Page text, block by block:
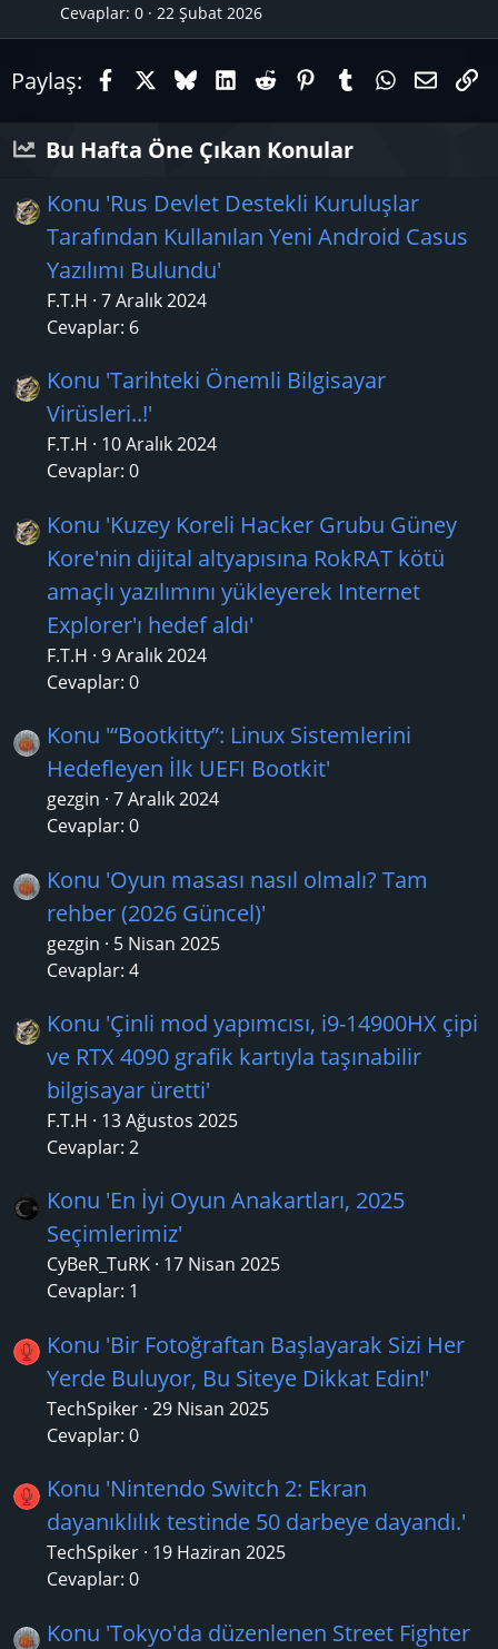
k
a
e
Cevaplar 0 22 Şubat 2026
Paylaş: FacebookX (Twitter)
BlueskyLinkedIn
RedditPinterestTumblrE-
Bu Hafta Öne Çıkan Konular
Konu 'Rus Devlet Destekli Kuruluşlar
Tarafından Kullanılan Yeni Android Casus
Yazılımı Bulundu'
F.T.H 7 Aralık 2024
Cevaplar: 6
Konu 'Tarihteki Önemli Bilgisayar
Virüsleri..!'
F.T.H
10 Aralık 2024
Cevaplar: 0
Konu 'Kuzey Koreli Hacker Grubu Güney
Kore'nin dijital altyapısına RokRAT kötü
amaçlı yazılımını yükleyerek Internet
Explorer'ı hedef aldı'
F.T.H 9 Aralık 2024
Cevaplar: 0
Konu '“Bootkitty”: Linux Sistemlerini
Hedefleyen İlk UEFI Bootkit'
gezgin 7 Aralık 2024
Cevaplar: 0
Konu 'Oyun masası nasıl olmalı? Tam
rehber (2026 Güncel)'
gezgin
5 Nisan 2025
Cevaplar: 4
Konu 'Çinli mod yapımcısı, i9-14900HX çipi
ve RTX 4090 grafik kartıyla taşınabilir
bilgisayar üretti'
F.T.H
13 Ağustos 2025
Cevaplar: 2
Konu 'En İyi Oyun Anakartları, 2025
Seçimlerimiz'
CyBeR_TuRK 17 Nisan 2025
Cevaplar: 1
Konu 'Bir Fotoğraftan Başlayarak Sizi Her
Yerde Buluyor, Bu Siteye Dikkat Edin!'
TechSpiker 29 Nisan 2025
Cevaplar: 0
Konu 'Nintendo Switch 2: Ekran
dayanıklılık testinde 50 darbeye dayandı.'
TechSpiker 19 Haziran 2025
Cevaplar: 0
Konu 'Tokyo'da düzenlenen Street Fighter